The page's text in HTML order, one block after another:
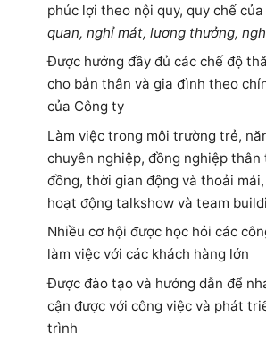
phúc lợi theo nội quy, quy chế
quan, nghỉ mát, lương thưởng,
Được hưởng đầy đủ các chế độ
cho bản thân và gia đình theo
của Công ty
Làm việc trong môi trường trẻ,
chuyên nghiệp, đồng nghiệp thân
đồng, thời gian động và thoải
hoạt động talkshow và team
Nhiều cơ hội được học hỏi các
làm việc với các khách hàng lớn
Được đào tạo và hướng dẫn để
cận được với công việc và phát
trình